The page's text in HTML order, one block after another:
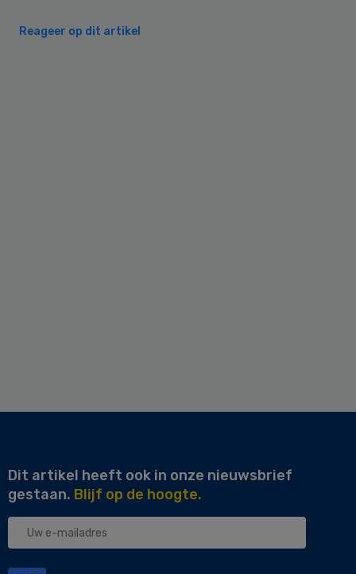
Reageer op dit artikel
Dit artikel heeft ook in onze nieuwsbrief
gestaan. Blijf op de hoogte.
Uw